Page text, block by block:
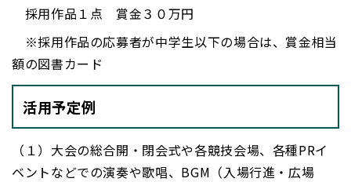
採用作品１点 賞金３０万円
※採用作品の応募者が中学生以下の場合は、賞金相当
額の図書カード
活用予定例
（１）大会の総合開・閉会式や各競技会場、各種PRイ
ベントなどでの演奏や歌唱、BGM（入場行進・広場